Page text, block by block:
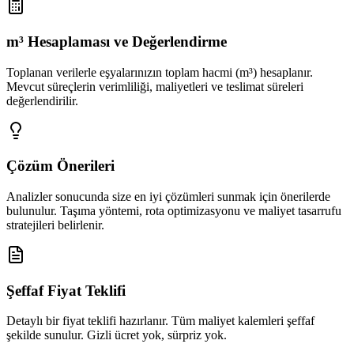
m³ Hesaplaması ve Değerlendirme
Toplanan verilerle eşyalarınızın toplam hacmi (m³) hesaplanır.
Mevcut süreçlerin verimliliği, maliyetleri ve teslimat süreleri
değerlendirilir.
Çözüm Önerileri
Analizler sonucunda size en iyi çözümleri sunmak için önerilerde
bulunulur. Taşıma yöntemi, rota optimizasyonu ve maliyet tasarrufu
stratejileri belirlenir.
Şeffaf Fiyat Teklifi
Detaylı bir fiyat teklifi hazırlanır. Tüm maliyet kalemleri şeffaf
şekilde sunulur. Gizli ücret yok, sürpriz yok.